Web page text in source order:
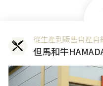
從生產到販售自產
但馬和牛